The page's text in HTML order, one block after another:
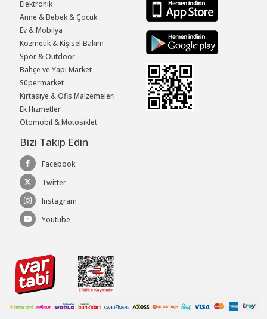
Elektronik
Anne & Bebek & Çocuk
Ev & Mobilya
Kozmetik & Kişisel Bakım
Spor & Outdoor
Bahçe ve Yapı Market
Süpermarket
Kırtasiye & Ofis Malzemeleri
Ek Hizmetler
Otomobil & Motosiklet
Bizi Takip Edin
Facebook
Twitter
Instagram
Youtube